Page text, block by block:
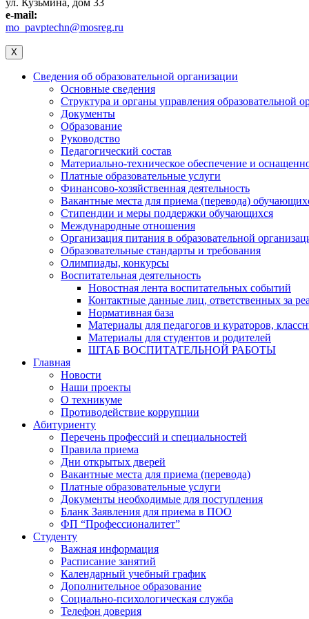
e-mail:
mo_pavptechn@mosreg.ru
X
Сведения об образовательной организации
Основные сведения
Структура и органы управления образовательной
Документы
Образование
Руководство
Педагогический состав
Материально-техническое обеспечение и
Платные образовательные услуги
Финансово-хозяйственная деятельность
Вакантные места для приема (перевода)
Стипендии и меры поддержки обучающихся
Международные отношения
Организация питания в образовательной
Образовательные стандарты и требования
Олимпиады, конкурсы
Воспитательная деятельность
Новостная лента воспитательных событий
Контактные данные лиц, ответственных за
Нормативная база
Материалы для педагогов и кураторов,
Материалы для студентов и родителей
ШТАБ ВОСПИТАТЕЛЬНОЙ РАБОТЫ
Главная
Новости
Наши проекты
О техникуме
Противодействие коррупции
Абитуриенту
Перечень профессий и специальностей
Правила приема
Дни открытых дверей
Вакантные места для приема (перевода)
Платные образовательные услуги
Документы необходимые для поступления
Бланк Заявления для приема в ПОО
ФП “Профессионалитет”
Студенту
Важная информация
Расписание занятий
Календарный учебный график
Дополнительное образование
Социально-психологическая служба
Телефон доверия